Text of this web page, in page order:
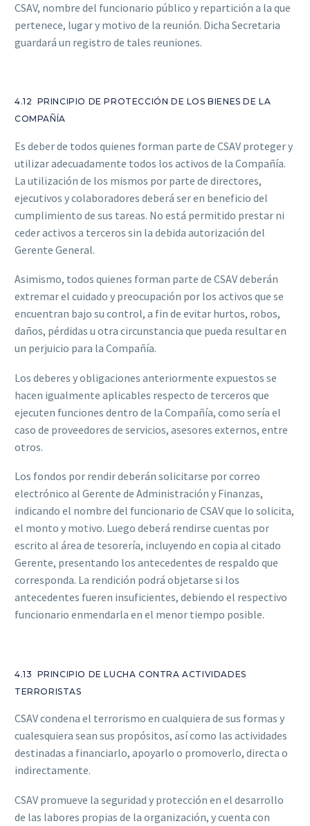
CSAV, nombre del funcionario público y repartición a la que
pertenece, lugar y motivo de la reunión. Dicha Secretaria
guardará un registro de tales reuniones.
4.12 PRINCIPIO DE PROTECCIÓN DE LOS BIENES DE LA
COMPAÑÍA
Es deber de todos quienes forman parte de CSAV proteger y
utilizar adecuadamente todos los activos de la Compañía.
La utilización de los mismos por parte de directores,
ejecutivos y colaboradores deberá ser en beneficio del
cumplimiento de sus tareas. No está permitido prestar ni
ceder activos a terceros sin la debida autorización del
Gerente General.
Asimismo, todos quienes forman parte de CSAV deberán
extremar el cuidado y preocupación por los activos que se
encuentran bajo su control, a fin de evitar hurtos, robos,
daños, pérdidas u otra circunstancia que pueda resultar en
un perjuicio para la Compañía.
Los deberes y obligaciones anteriormente expuestos se
hacen igualmente aplicables respecto de terceros que
ejecuten funciones dentro de la Compañía, como sería el
caso de proveedores de servicios, asesores externos, entre
otros.
Los fondos por rendir deberán solicitarse por correo
electrónico al Gerente de Administración y Finanzas,
indicando el nombre del funcionario de CSAV que lo solicita,
el monto y motivo. Luego deberá rendirse cuentas por
escrito al área de tesorería, incluyendo en copia al citado
Gerente, presentando los antecedentes de respaldo que
corresponda. La rendición podrá objetarse si los
antecedentes fueren insuficientes, debiendo el respectivo
funcionario enmendarla en el menor tiempo posible.
4.13 PRINCIPIO DE LUCHA CONTRA ACTIVIDADES
TERRORISTAS
CSAV condena el terrorismo en cualquiera de sus formas y
cualesquiera sean sus propósitos, así como las actividades
destinadas a financiarlo, apoyarlo o promoverlo, directa o
indirectamente.
CSAV promueve la seguridad y protección en el desarrollo
de las labores propias de la organización, y cuenta con